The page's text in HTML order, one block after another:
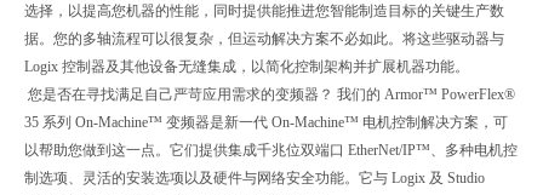
选择，以提高您机器的性能，同时提供能推进您智能制造目标的关键生产数
据。您的多轴流程可以很复杂，但运动解决方案不必如此。将这些驱动器与
Logix 控制器及其他设备无缝集成，以简化控制架构并扩展机器功能。
您是否在寻找满足自己严苛应用需求的变频器？ 我们的 Armor™ PowerFlex®
35 系列 On-Machine™ 变频器是新一代 On-Machine™ 电机控制解决方案，可
以帮助您做到这一点。它们提供集成千兆位双端口 EtherNet/IP™、多种电机控
制选项、灵活的安装选项以及硬件与网络安全功能。它与 Logix 及 Studio